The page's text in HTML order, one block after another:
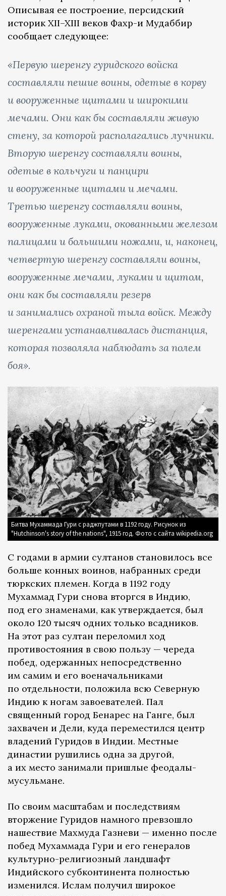
Описывая ее построение, персидский
историк XII–XIII веков Фахр-и Мудаббир
сообщает следующее:
«Первую шеренгу гуридского войска
составляли пешие воины, одетые в корву
и вооруженные щитами и широкими
мечами. Они как бы составляли живую
стену, за которой располагались лучники.
Вторую шеренгу составляли воины,
одетые в кольчуги и панцири
и вооруженные щитами и мечами.
Третью шеренгу составляли воины,
вооруженные луками, окованными железом
палицами и большими ножами, и, наконец,
четвертую шеренгу составляли воины,
вооруженные мечами, луками и щитом,
они как бы составляли резерв
и занимались охраной тыла войск. Между
шеренгами устанавливалась дистанция,
которая позволяла наблюдать за полем
боя».
Битва Мухаммада Гури с раджпутами в 1192 году. Рисунок из
"Hutchinson's story of the nations", 1915 год. Фото с сайта wikipedia.org
С годами в армии султанов становилось все
больше конных воинов, набранных среди
тюркских племен. Когда в 1192 году
Мухаммад Гури снова вторгся в Индию,
под его знаменами, как утверждается, был
около 120 тысяч одних только всадников.
На этот раз султан переломил ход
противостояния в свою пользу — череда
побед, одержанных непосредственно
им самим и его военачальниками
по отдельности, положила всю Северную
Индию к ногам завоевателей. Пал
священный город Бенарес на Ганге, был
захвачен и Дели, куда переместился центр
владений Гуридов в Индии. Местные
династии рушились одна за другой,
а их место занимали пришлые феодалы-
мусульмане.
По своим масштабам и последствиям
вторжение Гуридов намного превзошло
нашествие Махмуда Газневи — именно после
побед Мухаммада Гури и его генералов
культурно-религиозный ландшафт
Индийского субконтинента полностью
изменился. Ислам получил широкое